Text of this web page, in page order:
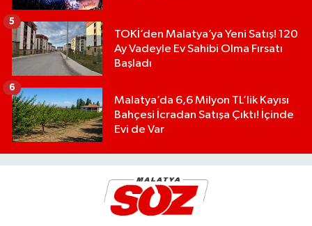
TOKİ’den Malatya’ya Yeni Satış! 120
Ay Vadeyle Ev Sahibi Olma Fırsatı
Başladı
5
Malatya’da 6,6 Milyon TL’lik Kayısı
Bahçesi İcradan Satışa Çıktı! İçinde
Evi de Var
6